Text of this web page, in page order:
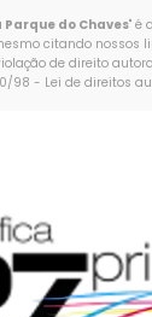
Parque do Chaves" é
citando nossos
de direito
98 - Lei de direitos